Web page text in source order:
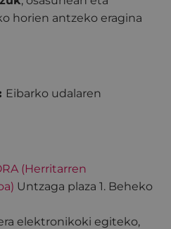
horien antzeko eragina
Eibarko udalaren
(Herritarren
Untzaga plaza 1. Beheko
elektronikoki egiteko,